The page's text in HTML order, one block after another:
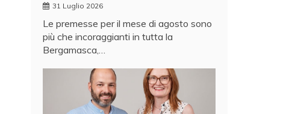
31 Luglio 2026
Le premesse per il mese di agosto sono
più che incoraggianti in tutta la
Bergamasca,…